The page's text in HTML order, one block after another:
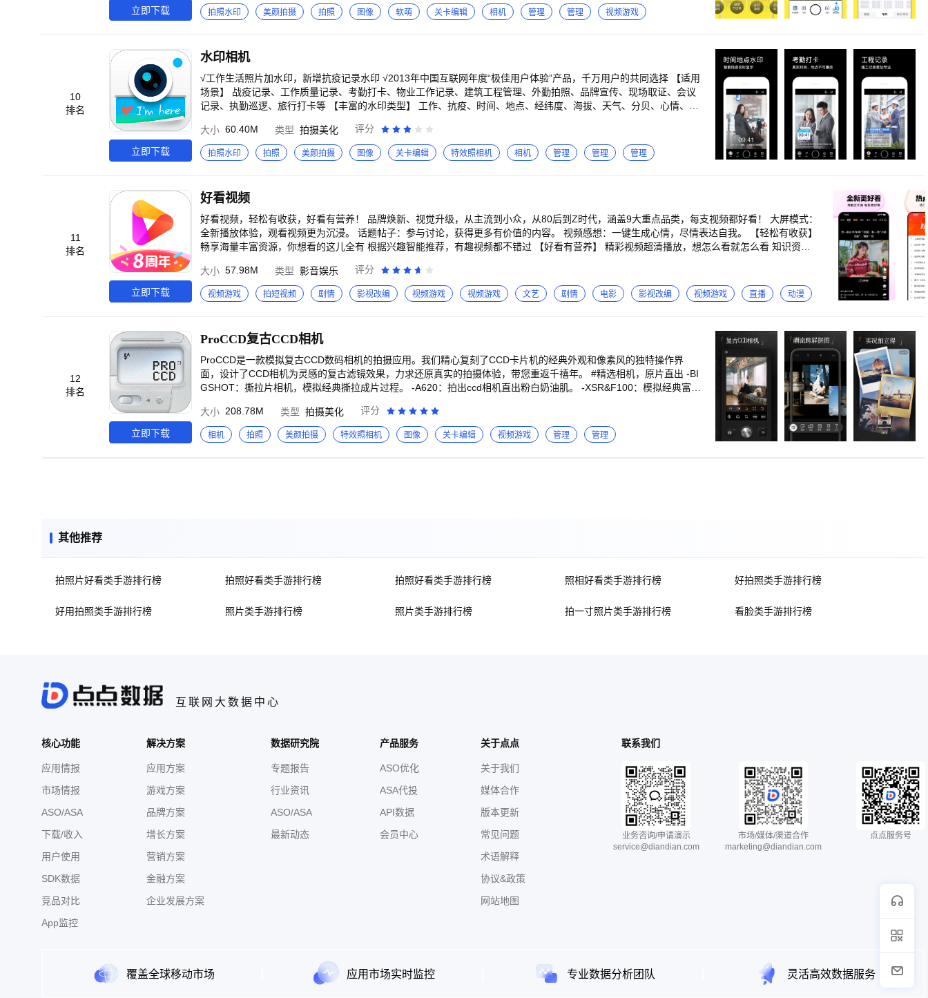
立即下载
加水印内容行数、修改颜色、添加图片logo等 ＊品牌宣传水印： 添加品牌图、联系方式、全屏防盗水印 还有执勤水
印、亓道经纬度水印、农历水印、宝宝出生天数记录水印等。 【强大的团队功能】 ＊拍照、拍视频，自动同步到团队
片搜索 可通过水印文字搜索照片，快速找到需要的照片 ＊照片同步机器人 团队拍照，可自动同步钉钉群、企业微信
群。 ＊电脑端管理后台 在电脑上管理团队照片，自由搜索照片内容、分类存储； 自动生成拍照路线，在地图上查看拍
照地点和路线。 ＊一键分享 微信群、QQ群、朋友圈、微博一键分享，方便快捷，工作生活两不误。 ＊自拍美颜，高
清滤镜 自拍，拍美食，拍萌娃，拍风景，随手拍都是大片。 【联系方式】 客服电话：4006052366（早8点-晚9点）
问题反馈：feedback@huihaiyinhe.com 商务合作：bd@huihaiyinhe.com 版权声明： 今日水印相机APP为北京小嘿科
《中华人民共和国专利法》、《计算机软件保护条例》、《中华人民共和国反不正当竞争法》等相关法律法规保护。
任何企业或个人未经授权不得使用。如擅自使用本公司及关联方享有著作权、商标权、专利权的相关内容，包括但不
限于实施复制、抄袭、修改今日水印相机APP特有的水印模板、官方水印LOGO和电子出版物等内容，我们将依法追究
拍照水印 美颜拍摄 拍照 图像 软萌 关卡编辑 相机 管理 管理 视频游戏
10
排名
立即下载
水印相机
√工作生活照片加水印，新增抗疫记录水印 √2013年中国互联网年度“极佳用户体验”产品，千万用户的共同选择 【适用
场景】 战疫记录、工作质量记录、考勤打卡、物业工作记录、建筑工程管理、外勤拍照、品牌宣传、现场取证、会议
记录、执勤巡逻、旅行打卡等 【丰富的水印类型】 工作、抗疫、时间、地点、经纬度、海拔、天气、分贝、心情、日
无法篡改 *工作记录拍照：物业管理、建筑工程管理、执勤记录、品牌宣传、会议记录等工作记录专属模板 *实时更
新：水印可自动更新为实时的日期、地点、天气等信息，经纬度、海拔、速度、分贝也能记录 *自定义水印内容：可自
由开关和编辑水印内容选项，设置自己的纪念日、编辑心情文字等 【一键分享】 朋友圈、微信好友、QQ空间、QQ好
工作记录拍照：建筑工程管理、外勤拍照打卡、微商加水印等工作记录专属模板 *实时更新：水印可自动更新为实时的
日期、地点、天气等信息，海拔、速度、分贝、经纬度也能记录 *自定义水印内容：编辑工作内容、设置自己的纪念
日、修改地点名称、编辑心情文字等 【一键分享】 QQ空间、朋友圈、微信好友、QQ好友、微博等各大社交平台，均
可轻松一键分享，提升工作效率
大小 60.40M 类型 拍摄美化 评分
拍照水印 拍照 美颜拍摄 图像 关卡编辑 特效照相机 相机 管理 管理 管理
11
排名
立即下载
好看视频
好看视频，轻松有收获，好看有营养！ 品牌焕新、视觉升级，从主流到小众，从80后到Z时代，涵盖9大重点品类，每支视频都好看！ 大屏模式：
全新播放体验，观看视频更为沉浸。 话题帖子：参与讨论，获得更多有价值的内容。 视频感想：一键生成心情，尽情表达自我。 【轻松有收获】
畅享海量丰富资源，你想看的这儿全有 根据兴趣智能推荐，有趣视频都不错过 【好看有营养】 精彩视频超清播放，想怎么看就怎么看 知识资源
货满满，作者权益充分保障 千万作者人人受益，成为百万粉丝大V 【直播更精彩】 精彩直播互动不停，一起领略人生风景 主播即时双向互动，把
握更多美好瞬间 关注我们： 贴吧：@好看视频吧 微博：@好看视频官微 微信：@好看视频App
大小 57.98M 类型 影音娱乐 评分
视频游戏 拍短视频 剧情 影视改编 视频游戏 视频游戏 文艺 剧情 电影 影视改编 视频游戏 直播 动漫
12
排名
立即下载
ProCCD复古CCD相机
ProCCD是一款模拟复古CCD数码相机的拍摄应用。我们精心复刻了CCD卡片机的经典外观和像素风的独特操作界
面，设计了CCD相机为灵感的复古滤镜效果，力求还原真实的拍摄体验，带您重返千禧年。 #精选相机，原片直出 -BI
GSHOT：撕拉片相机，模拟经典撕拉成片过程。 -A620：拍出ccd相机直出粉白奶油肌。 -XSR&F100：模拟经典富士
多款相纸的拍立得相机。 -DCR：经典复古DV录像机。 #跨屏拼贴，释放创意 -一键生成跨屏拼贴与无缝轮播，轻松打
造出众的小红书、朋友圈、Instagram与抖音帖文。 -海量风格模板随心选：囊括拍立得、韩系INS风、手帐与极简布
局，一键套用，秒变大片。 -丰富素材库自由搭配：拥有600+精美贴纸，100+数码/拍立得/胶卷相框，80+纯色/渐变/
大小 208.78M 类型 拍摄美化 评分
相机 拍照 美颜拍摄 特效照相机 图像 关卡编辑 视频游戏 管理 管理
其他推荐
拍照片好看类手游排行榜 拍照好看类手游排行榜 拍照好看类手游排行榜 照相好看类手游排行榜 好拍照类手游排行榜
好用拍照类手游排行榜 照片类手游排行榜 照片类手游排行榜 拍一寸照片类手游排行榜 看脸类手游排行榜
互联网大数据中心
核心功能
应用情报
市场情报
ASO/ASA
下载/收入
用户使用
SDK数据
竞品对比
App监控
解决方案
应用方案
游戏方案
品牌方案
增长方案
营销方案
金融方案
企业发展方案
数据研究院
专题报告
行业资讯
ASO/ASA
最新动态
产品服务
ASO优化
ASA代投
API数据
会员中心
关于点点
关于我们
媒体合作
版本更新
常见问题
术语解释
协议&政策
网站地图
联系我们
业务咨询/申请演示
service@diandian.com
市场/媒体/渠道合作
marketing@diandian.com
点点服务号
覆盖全球移动市场 应用市场实时监控 专业数据分析团队 灵活高效数据服务